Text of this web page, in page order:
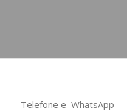
Telefone e WhatsApp